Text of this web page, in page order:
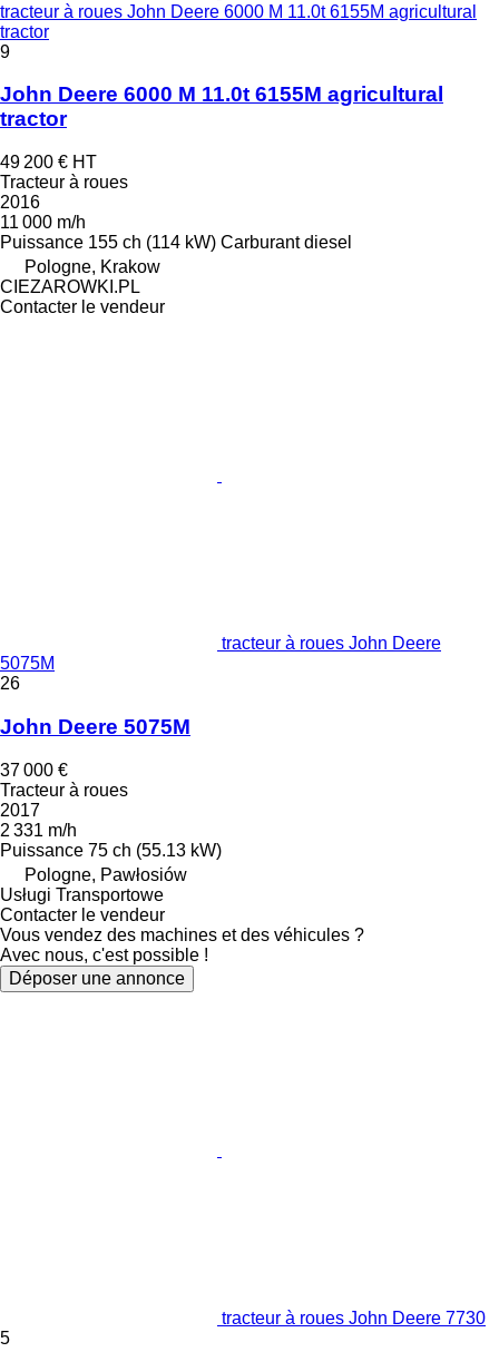
tracteur à roues John Deere 6000 M 11.0t 6155M agricultural
tractor
9
John Deere 6000 M 11.0t 6155M agricultural
tractor
49 200 € HT
Tracteur à roues
2016
11 000 m/h
Puissance 155 ch (114 kW) Carburant diesel
Pologne, Krakow
CIEZAROWKI.PL
Contacter le vendeur
tracteur à roues John Deere
5075M
26
John Deere 5075M
37 000 €
Tracteur à roues
2017
2 331 m/h
Puissance 75 ch (55.13 kW)
Pologne, Pawłosiów
Usługi Transportowe
Contacter le vendeur
Vous vendez des machines et des véhicules ?
Avec nous, c'est possible !
Déposer une annonce
tracteur à roues John Deere 7730
5